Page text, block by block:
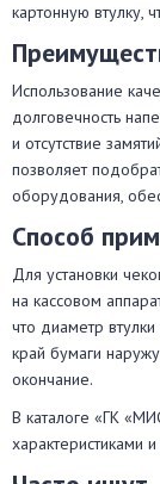
картонную втулку,
Использование
долговечность
и отсутствие
позволяет
оборудования,
Способ
Для установки
на кассовом
что диаметр
край бумаги
окончание.
В каталоге «ГК
характеристиками